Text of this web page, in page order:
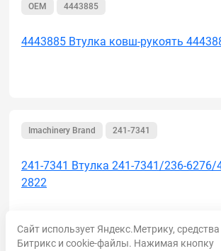
OEM 4443885
4443885 Втулка ковш-рукоять
Imachinery Brand 241-7341
241-7341 Втулка 241-7341/236-6276/
2822
Сайт использует Яндекс.Метрику,
Битрикс и cookie-файлы. Нажимая кнопку